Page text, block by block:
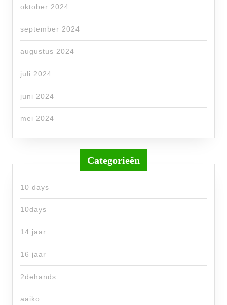
oktober 2024
september 2024
augustus 2024
juli 2024
juni 2024
mei 2024
Categorieën
10 days
10days
14 jaar
16 jaar
2dehands
aaiko